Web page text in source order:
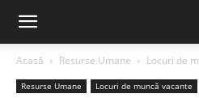
Acasă Resurse Umane Locuri de
Resurse Umane Locuri de muncă vacante